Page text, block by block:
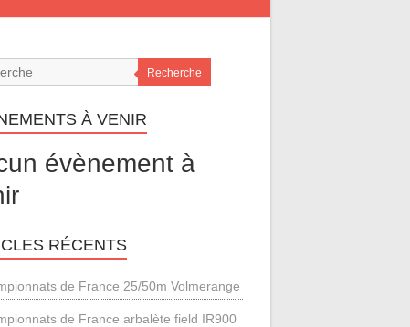
Recherche
À VENIR
évènement à
RÉCENTS
de France 25/50m Volmerange
de France arbalète field IR900